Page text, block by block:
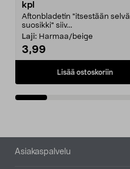
kpl
Aftonbladetin "itsestään selvä
suosikki" siiv...
Laji: Harmaa/beige
3,99
Lisää ostoskoriin
Alatunniste
Asiakaspalvelu